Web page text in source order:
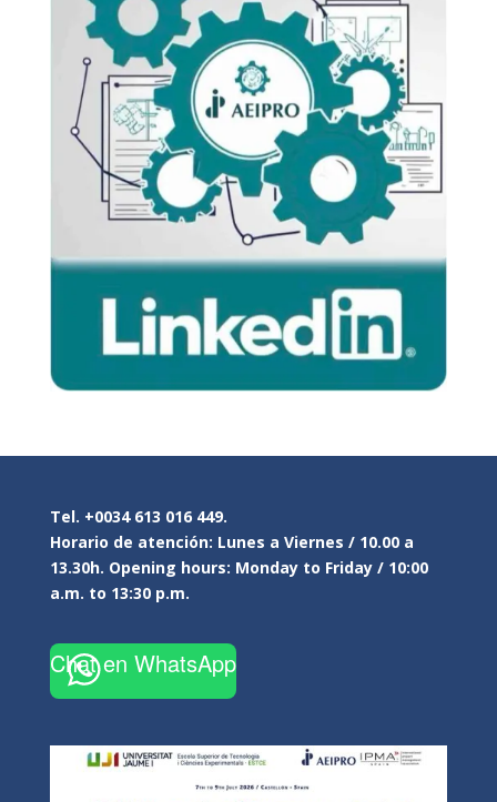
Tel. +0034 613 016 449.
Horario de atención: Lunes a Viernes / 10.00 a
13.30h. Opening hours: Monday to Friday / 10:00
a.m. to 13:30 p.m.
Chat en WhatsApp